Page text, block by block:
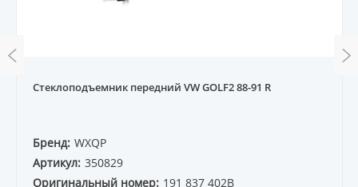
Стеклоподъемник передний VW GOLF2 88-91 R
Бренд: WXQP
Артикул: 350829
Оригинальный номер: 191 837 402B